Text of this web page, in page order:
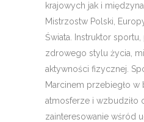
krajowych jak i
Mistrzostw Polski,
Świata. Instruktor
zdrowego stylu życia,
aktywności fizycznej.
Marcinem przebiegło w
atmosferze i wzbudziło
zainteresowanie wśród